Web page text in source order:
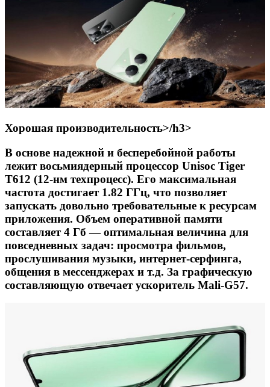
Хорошая производительность>/h3>
В основе надежной и бесперебойной работы
лежит восьмиядерный процессор Unisoc Tiger
T612 (12-нм техпроцесс). Его максимальная
частота достигает 1.82 ГГц, что позволяет
запускать довольно требовательные к ресурсам
приложения. Объем оперативной памяти
составляет 4 Гб — оптимальная величина для
повседневных задач: просмотра фильмов,
прослушивания музыки, интернет-серфинга,
общения в мессенджерах и т.д. За графическую
составляющую отвечает ускоритель Mali-G57.